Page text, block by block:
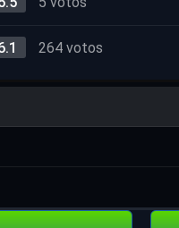
264 votos